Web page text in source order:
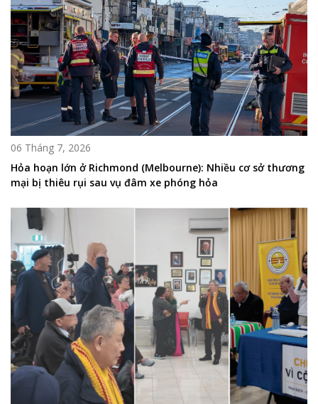
06 Tháng 7, 2026
Hỏa hoạn lớn ở Richmond (Melbourne): Nhiều cơ sở thương
mại bị thiêu rụi sau vụ đâm xe phóng hỏa